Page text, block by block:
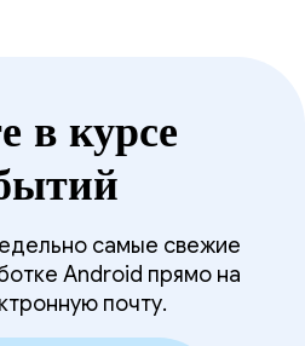
в курсе
самые свежие
Android прямо на
почту.